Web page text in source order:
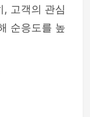
, 고객의 관심
순응도를 높